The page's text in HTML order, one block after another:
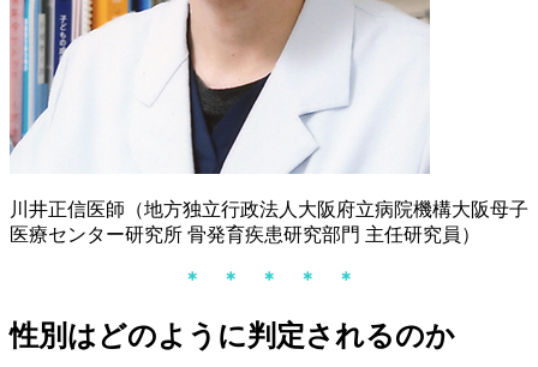
川井正信医師（地方独立行政法人大阪府立病院機構大阪母子
医療センター研究所 骨発育疾患研究部門 主任研究員）
＊ ＊ ＊ ＊ ＊
性別はどのように判定されるのか